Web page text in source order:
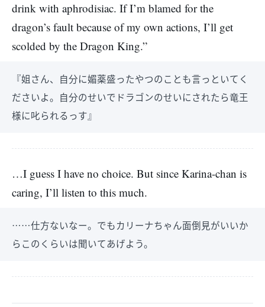
drink with aphrodisiac. If I’m blamed for the
dragon’s fault because of my own actions, I’ll get
scolded by the Dragon King.”
『姐さん、自分に媚薬盛ったやつのことも言っといてく
ださいよ。自分のせいでドラゴンのせいにされたら竜王
様に叱られるっす』
…I guess I have no choice. But since Karina-chan is
caring, I’ll listen to this much.
……仕方ないなー。でもカリーナちゃん面倒見がいいか
らこのくらいは聞いてあげよう。